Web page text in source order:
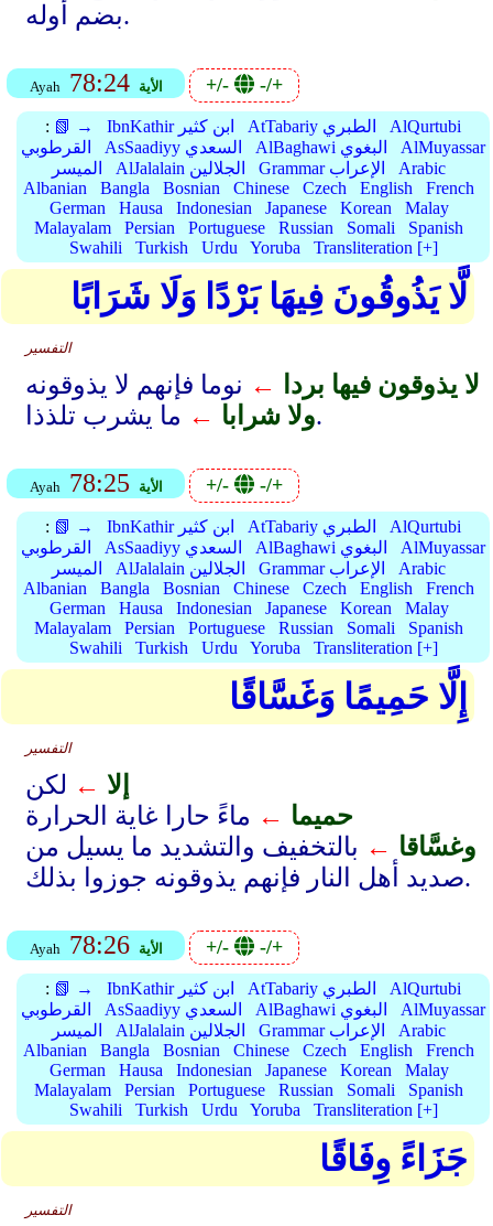
بضم أوله.
Ayah 78:24 الأية +/- -/+
: 📗 → IbnKathir ابن كثير AtTabariy الطبري
AlQurtubi
القرطوبي
AsSaadiyy السعدي AlBaghawi البغوي
AlMuyassar
الميسر
AlJalalain الجلالين Grammar الإعراب
Arabic
Albanian
Bangla Bosnian Chinese Czech English
French
German
Hausa Indonesian Japanese Korean
Malay
Malayalam
Persian Portuguese Russian Somali
Spanish
Swahili
Turkish Urdu Yoruba Transliteration [+]
لَّا يَذُوقُونَ فِيهَا بَرْدًا وَلَا شَرَابًا
التفسير
لا يذوقون فيها بردا ← نوما فإنهم لا يذوقونه
ولا شرابا ← ما يشرب تلذذا.
Ayah 78:25 الأية +/- -/+
: 📗 → IbnKathir ابن كثير AtTabariy الطبري
AlQurtubi
القرطوبي
AsSaadiyy السعدي AlBaghawi البغوي
AlMuyassar
الميسر
AlJalalain الجلالين Grammar الإعراب
Arabic
Albanian
Bangla Bosnian Chinese Czech English
French
German
Hausa Indonesian Japanese Korean
Malay
Malayalam
Persian Portuguese Russian Somali
Spanish
Swahili
Turkish Urdu Yoruba Transliteration [+]
إِلَّا حَمِيمًا وَغَسَّاقًا
التفسير
إلا ← لكن
حميما ← ماءً حارا غاية الحرارة
وغسَّاقا ← بالتخفيف والتشديد ما يسيل من
صديد أهل النار فإنهم يذوقونه جوزوا بذلك.
Ayah 78:26 الأية +/- -/+
: 📗 → IbnKathir ابن كثير AtTabariy الطبري
AlQurtubi
القرطوبي
AsSaadiyy السعدي AlBaghawi البغوي
AlMuyassar
الميسر
AlJalalain الجلالين Grammar الإعراب
Arabic
Albanian
Bangla Bosnian Chinese Czech English
French
German
Hausa Indonesian Japanese Korean
Malay
Malayalam
Persian Portuguese Russian Somali
Spanish
Swahili
Turkish Urdu Yoruba Transliteration [+]
جَزَاءً وِفَاقًا
التفسير